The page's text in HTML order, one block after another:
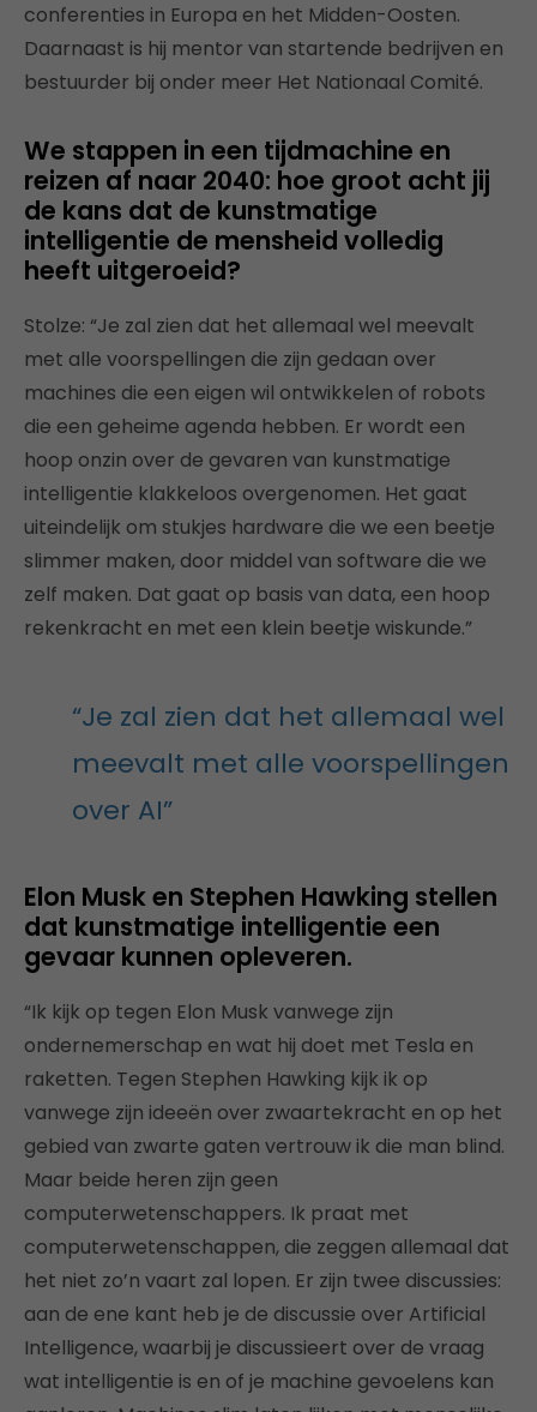
conferenties in Europa en het Midden-Oosten.
Daarnaast is hij mentor van startende bedrijven en
bestuurder bij onder meer Het Nationaal Comité.
We stappen in een tijdmachine en
reizen af naar 2040: hoe groot acht jij
de kans dat de kunstmatige
intelligentie de mensheid volledig
heeft uitgeroeid?
Stolze: “Je zal zien dat het allemaal wel meevalt
met alle voorspellingen die zijn gedaan over
machines die een eigen wil ontwikkelen of robots
die een geheime agenda hebben. Er wordt een
hoop onzin over de gevaren van kunstmatige
intelligentie klakkeloos overgenomen. Het gaat
uiteindelijk om stukjes hardware die we een beetje
slimmer maken, door middel van software die we
zelf maken. Dat gaat op basis van data, een hoop
rekenkracht en met een klein beetje wiskunde.”
“Je zal zien dat het allemaal wel
meevalt met alle voorspellingen
over AI”
Elon Musk en Stephen Hawking stellen
dat kunstmatige intelligentie een
gevaar kunnen opleveren.
“Ik kijk op tegen Elon Musk vanwege zijn
ondernemerschap en wat hij doet met Tesla en
raketten. Tegen Stephen Hawking kijk ik op
vanwege zijn ideeën over zwaartekracht en op het
gebied van zwarte gaten vertrouw ik die man blind.
Maar beide heren zijn geen
computerwetenschappers. Ik praat met
computerwetenschappen, die zeggen allemaal dat
het niet zo’n vaart zal lopen. Er zijn twee discussies:
aan de ene kant heb je de discussie over Artificial
Intelligence, waarbij je discussieert over de vraag
wat intelligentie is en of je machine gevoelens kan